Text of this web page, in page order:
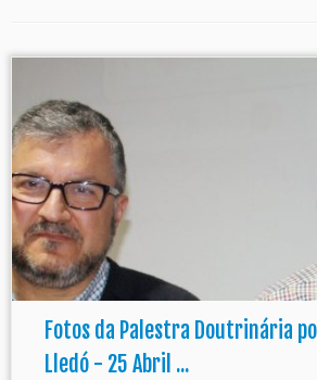
Fotos da Palestra Doutrinária
Lledó - 25 Abril ...